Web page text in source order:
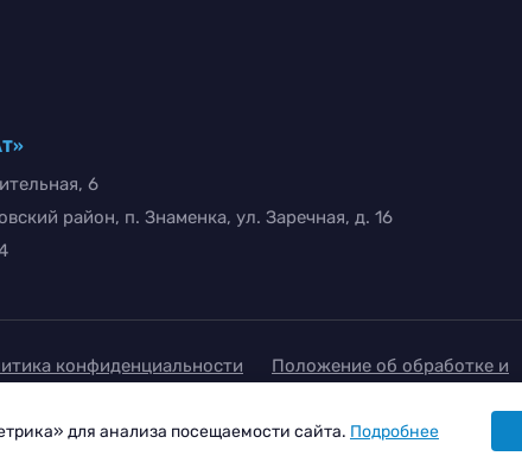
6
район, п. Знаменка, ул. Заречная, д. 16
конфиденциальности
Положение об обработке и
на обработку персональных данных
для анализа посещаемости сайта. Подробнее